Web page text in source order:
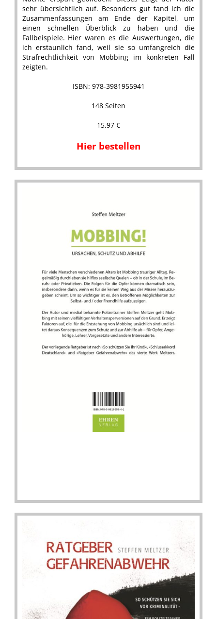
sehr übersichtlich auf. Besonders gut fand ich die
Zusammenfassungen am Ende der Kapitel, um
einen schnellen Überblick zu haben und die
Fallbeispiele. Hier waren es die Auswertungen, die
ich erstaunlich fand, weil sie so umfangreich die
Strafrechtlichkeit von Mobbing im konkreten Fall
zeigten.
ISBN: 978-3981955941
148 Seiten
15,97 €
Hier bestellen